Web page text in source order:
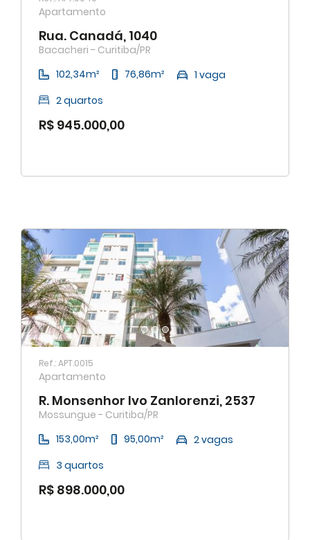
Apartamento
Rua. Canadá, 1040
Bacacheri - Curitiba/PR
102,34m²
76,86m²
1 vaga
2 quartos
R$ 945.000,00
Ref.: APT.0015
Apartamento
R. Monsenhor Ivo Zanlorenzi, 2537
Mossungue - Curitiba/PR
153,00m²
95,00m²
2 vagas
3 quartos
R$ 898.000,00